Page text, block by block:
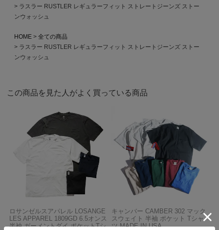
ラスラー RUSTLER レギュラーフィット ストレートジーンズ ストー
ンウォッシュ
HOME
全ての商品
ラスラー RUSTLER レギュラーフィット ストレートジーンズ ストー
ンウォッシュ
この商品を見た人がよく買っている商品
ロサンゼルスアパレル LOSANGE
LES APPAREL 1809GD 6.5オンス
半袖 ガーメントダイ ポケットTシ
キャンバー CAMBER 302 マック
スウェイト 半袖 ポケット Tシャ
ツ MADE IN USA